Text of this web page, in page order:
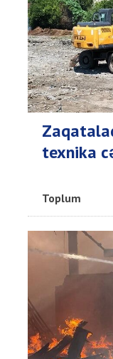
texnika
Toplum